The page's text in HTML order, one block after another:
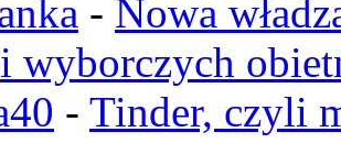
- Nowa
wyborczych
- Tinder, czyli